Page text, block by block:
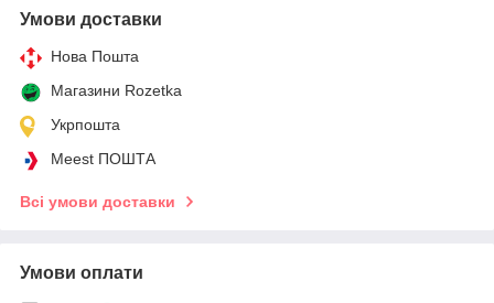
Умови доставки
Нова Пошта
Магазини Rozetka
Укрпошта
Meest ПОШТА
Всі умови доставки
Умови оплати